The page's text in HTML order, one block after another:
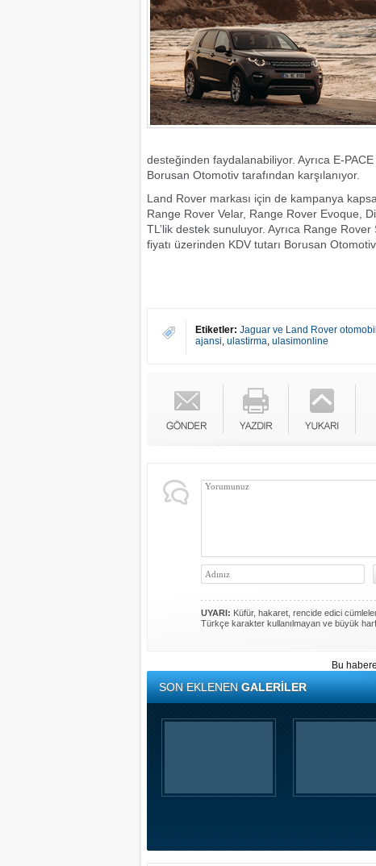
desteğinden faydalanabiliyor. Ayrıca E-
Borusan Otomotiv tarafından karşılanıyor.
Land Rover markası için de kampanya
Range Rover Velar, Range Rover Evoque,
TL’lik destek sunuluyor. Ayrıca Range
fiyatı üzerinden KDV tutarı Borusan Otomotiv
Etiketler: Jaguar ve Land Rover
ajansi, ulastirma, ulasimonline
UYARI: Küfür, hakaret, rencide edici
Türkçe karakter kullanılmayan ve büyük
Bu
SON EKLENENGALERİLER